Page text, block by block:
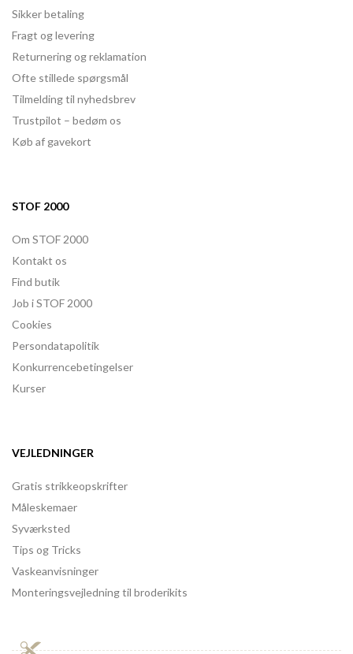
Sikker betaling
Fragt og levering
Returnering og reklamation
Ofte stillede spørgsmål
Tilmelding til nyhedsbrev
Trustpilot – bedøm os
Køb af gavekort
STOF 2000
Om STOF 2000
Kontakt os
Find butik
Job i STOF 2000
Cookies
Persondatapolitik
Konkurrencebetingelser
Kurser
VEJLEDNINGER
Gratis strikkeopskrifter
Måleskemaer
Syværksted
Tips og Tricks
Vaskeanvisninger
Monteringsvejledning til broderikits